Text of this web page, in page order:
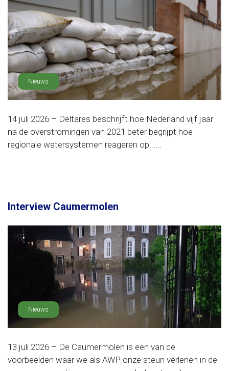
Nieuws
14 juli 2026 – Deltares beschrijft hoe Nederland vijf jaar
na de overstromingen van 2021 beter begrijpt hoe
regionale watersystemen reageren op......
Interview Caumermolen
Nieuws
13 juli 2026 – De Caumermolen is een van de
voorbeelden waar we als AWP onze steun verlenen in de